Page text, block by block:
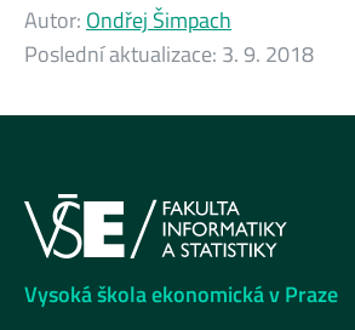
Autor: Ondřej Šimpach
Poslední aktualizace: 3. 9. 2018
Vysoká škola ekonomická v Praze